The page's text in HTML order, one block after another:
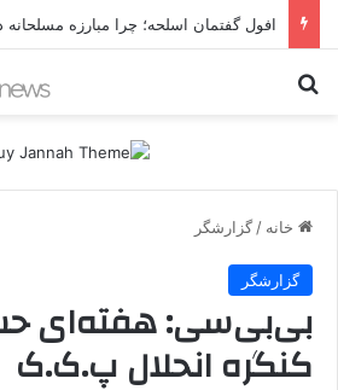
خانه / گزارشگر
گزارشگر
بی‌بی‌سی: هفته‌ای
کنگره انحلال پ.ک.ک